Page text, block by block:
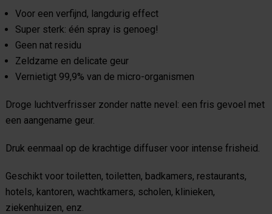
Voor een verfijnd, langdurig effect
Super sterk: één spray is genoeg!
Geen nat residu
Zeldzame en delicate geur
Vernietigt 99,9% van de micro-organismen
Droge luchtverfrisser zonder natte nevel: een fris gevoel met
een aangename geur.
Druk eenmaal op de krachtige diffuser voor intense frisheid.
Geschikt voor toiletten, toiletten, badkamers, restaurants,
hotels, kantoren, wachtkamers, scholen, klinieken,
ziekenhuizen, enz.